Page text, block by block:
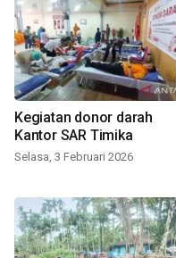
Kegiatan donor darah
Kantor SAR Timika
Selasa, 3 Februari 2026